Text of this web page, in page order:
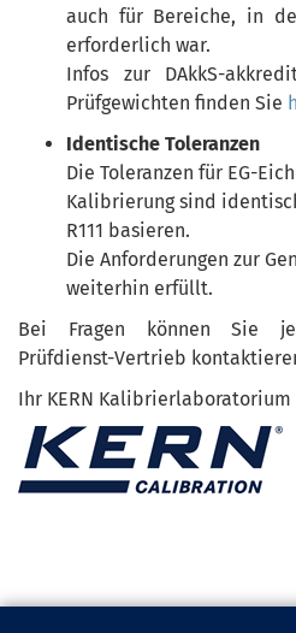
auch für Bereiche, in
erforderlich war.
Infos zur DAkkS-
Prüfgewichten finden Sie
Identische Toleranzen
Die Toleranzen für EG-
Kalibrierung sind
R111 basieren.
Die Anforderungen zur
weiterhin erfüllt.
Bei Fragen können Sie
Prüfdienst-Vertrieb
Ihr KERN Kalibrierlaboratorium